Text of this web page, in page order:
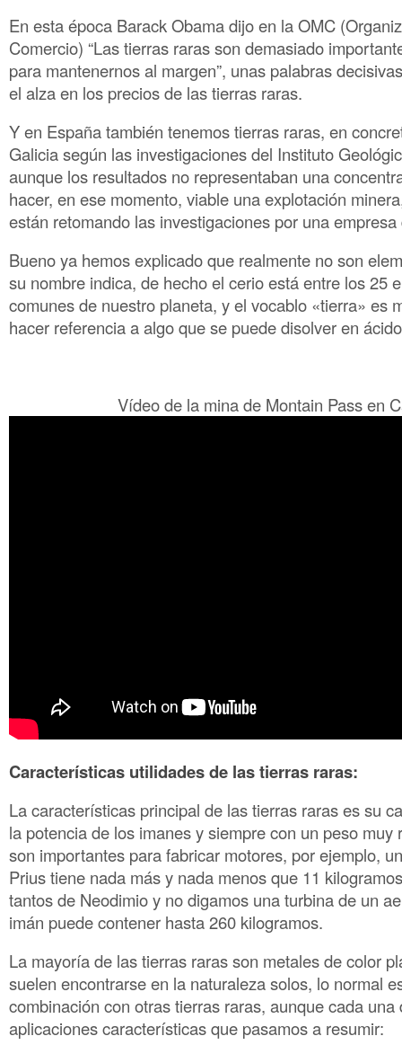
En esta época Barack Obama dijo en la OMC
Comercio) “Las tierras raras son demasiado
para mantenernos al margen”, unas palabras
el alza en los precios de las tierras raras.
Y en España también tenemos tierras raras, en
Galicia según las investigaciones del Instituto
aunque los resultados no representaban una
hacer, en ese momento, viable una explotación
están retomando las investigaciones por una
Bueno ya hemos explicado que realmente no son
su nombre indica, de hecho el cerio está entre los 25
comunes de nuestro planeta, y el vocablo «tierra» es
hacer referencia a algo que se puede disolver en
Vídeo de la mina de Montain Pass en
Características utilidades de las tierras raras:
La características principal de las tierras raras es su
la potencia de los imanes y siempre con un peso muy
son importantes para fabricar motores, por ejemplo,
Prius tiene nada más y nada menos que 11
tantos de Neodimio y no digamos una turbina de un
imán puede contener hasta 260 kilogramos.
La mayoría de las tierras raras son metales de color
suelen encontrarse en la naturaleza solos, lo normal
combinación con otras tierras raras, aunque cada
aplicaciones características que pasamos a resumir: